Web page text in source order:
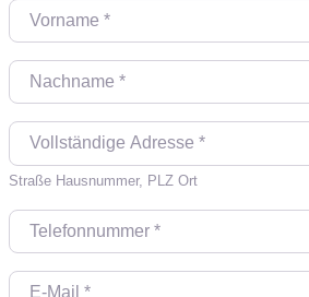
Vorname
Nachname
Vollständige Adresse
Straße Hausnummer, PLZ Ort
Telefonnummer
E-Mail